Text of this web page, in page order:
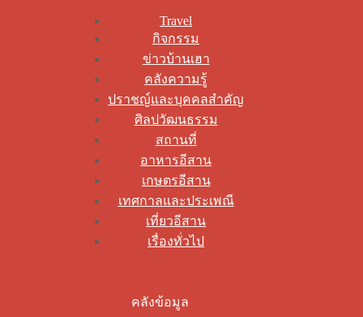
Travel
กิจกรรม
ข่าวบ้านเฮา
คลังความรู้
ปราชญ์และบุคคลสำคัญ
ศิลปวัฒนธรรม
สถานที่
อาหารอีสาน
เกษตรอีสาน
เทศกาลและประเพณี
เที่ยวอีสาน
เรื่องทั่วไป
คลังข้อมูล